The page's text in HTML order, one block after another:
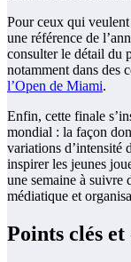
Pour ceux qui
une référence de
consulter le détail du
notamment dans des
l’Open de Miami.
Enfin, cette finale
mondial : la façon
variations d’intensité
inspirer les jeunes
une semaine à suivre
médiatique et
Points clés